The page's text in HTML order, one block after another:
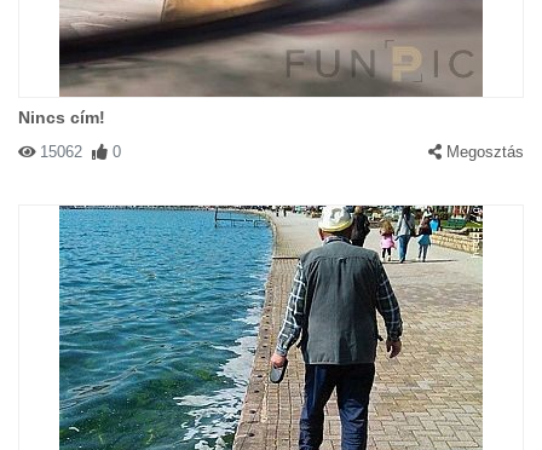
Nincs cím!
15062 0 Megosztás